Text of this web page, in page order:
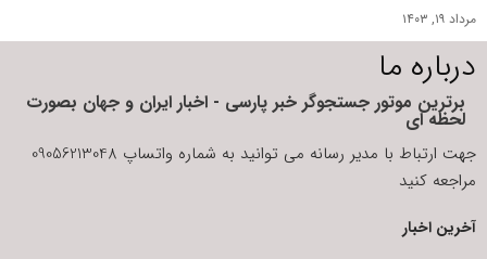
مرداد ۱۹, ۱۴۰۳
درباره ما
برترین موتور جستجوگر خبر پارسی - اخبار ایران و جهان بصورت
لحظه ای
جهت ارتباط با مدیر رسانه می توانید به شماره واتساپ 09056213048
مراجعه کنید
آخرین اخبار